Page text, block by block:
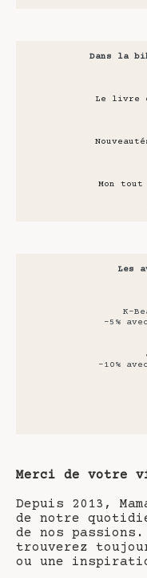
Dans la
Le livre
Mon
Les
K-
-5%
-10%
Merci de votre
Depuis 2013,
de notre
de nos
trouverez
ou une